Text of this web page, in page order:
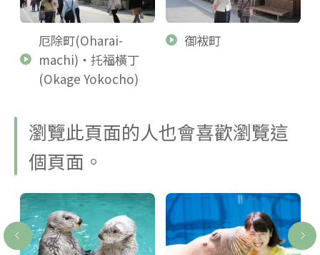
厄除町(Oharai-
machi)・托福橫丁
(Okage Yokocho)
御袚町
瀏覽此頁面的人也會喜歡瀏覽這
個頁面。